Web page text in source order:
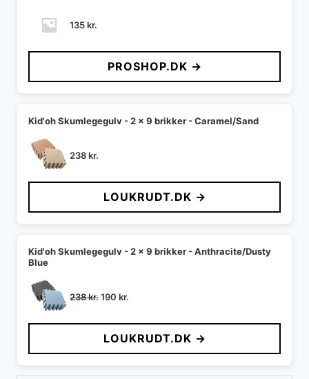
135kr.
PROSHOP.DK →
Kid'oh Skumlegegulv - 2 x 9 brikker - Caramel/Sand
238kr.
LOUKRUDT.DK →
Kid'oh Skumlegegulv - 2 x 9 brikker - Anthracite/Dusty
Blue
238kr.Den
pris
var:
238 kr..
190 kr.
pris
er:
190 kr..
LOUKRUDT.DK →